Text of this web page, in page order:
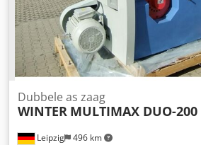
automatische ster-driehoekschakelaar
x 140 mm - Werkhoogte 860 mm -
B=1450, H=1800 mm - Gewicht 3500 kg
Leipzig 496 km
Dubbele as zaag
WINTER MULTIMAX DUO-200